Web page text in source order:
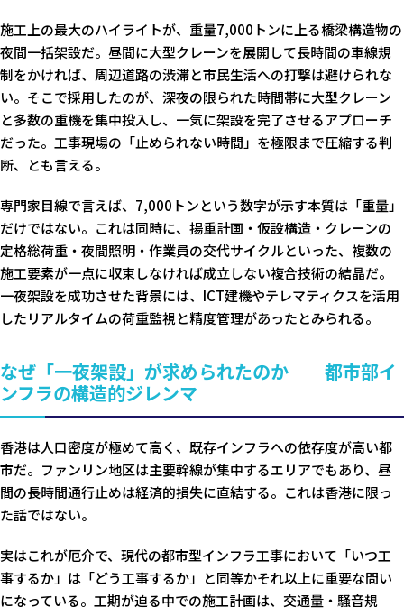
施工上の最大のハイライトが、重量7,000トンに上る橋梁構造物の
夜間一括架設だ。昼間に大型クレーンを展開して長時間の車線規
制をかければ、周辺道路の渋滞と市民生活への打撃は避けられな
い。そこで採用したのが、深夜の限られた時間帯に大型クレーン
と多数の重機を集中投入し、一気に架設を完了させるアプローチ
だった。工事現場の「止められない時間」を極限まで圧縮する判
断、とも言える。
専門家目線で言えば、7,000トンという数字が示す本質は「重量」
だけではない。これは同時に、揚重計画・仮設構造・クレーンの
定格総荷重・夜間照明・作業員の交代サイクルといった、複数の
施工要素が一点に収束しなければ成立しない複合技術の結晶だ。
一夜架設を成功させた背景には、ICT建機やテレマティクスを活用
したリアルタイムの荷重監視と精度管理があったとみられる。
なぜ「一夜架設」が求められたのか──都市部イ
ンフラの構造的ジレンマ
香港は人口密度が極めて高く、既存インフラへの依存度が高い都
市だ。ファンリン地区は主要幹線が集中するエリアでもあり、昼
間の長時間通行止めは経済的損失に直結する。これは香港に限っ
た話ではない。
実はこれが厄介で、現代の都市型インフラ工事において「いつ工
事するか」は「どう工事するか」と同等かそれ以上に重要な問い
になっている。工期が迫る中での施工計画は、交通量・騒音規